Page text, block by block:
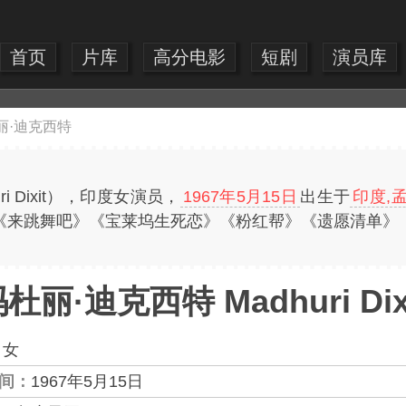
首页 片库 高分电影 短剧 演员库
·迪克西特
Dixit），印度女演员， 1967年5月15日 出生于 印度,
跳舞吧》《宝莱坞生死恋》《粉红帮》《遗愿清单》
杜丽·迪克西特 Madhuri
女
： 1967年5月15日